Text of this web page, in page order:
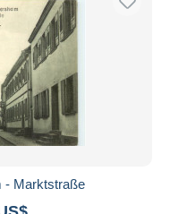
- Marktstraße